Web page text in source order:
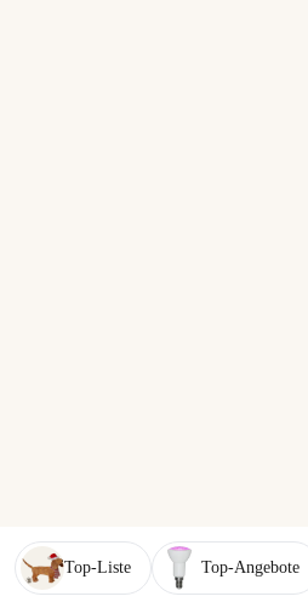
Top-Liste Top-Angebote